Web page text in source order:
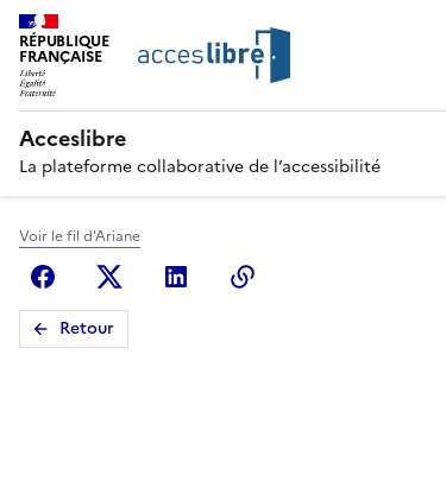
RÉPUBLIQUE
FRANÇAISE
Acceslibre
La plateforme collaborative de l’accessibilité
Voir le fil d'Ariane
FacebookX (anciennement Twitter)
Linkedin
Retour